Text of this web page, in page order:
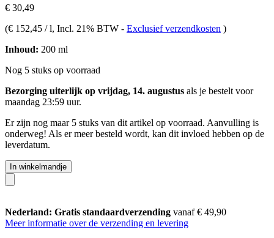
€ 30,49
(€ 152,45 / l, Incl. 21% BTW - Exclusief verzendkosten )
Inhoud: 200 ml
Nog 5 stuks op voorraad
Bezorging uiterlijk op vrijdag, 14. augustus als je bestelt voor
maandag 23:59 uur.
Er zijn nog maar 5 stuks van dit artikel op voorraad. Aanvulling is
onderweg! Als er meer besteld wordt, kan dit invloed hebben op de
leverdatum.
In winkelmandje
Nederland: Gratis standaardverzending vanaf € 49,90
Meer informatie over de verzending en levering